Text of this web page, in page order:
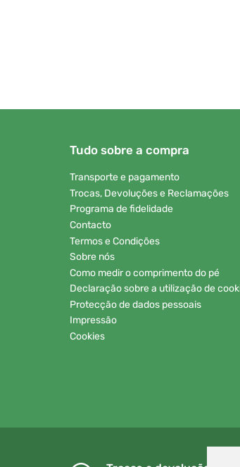
Tudo sobre a compra
Transporte e pagamento
Trocas, Devoluções e Reclamações
Programa de fidelidade
Contacto
Termos e Condições
Sobre nós
Como medir o comprimento do pé
Declaração sobre a utilização de
Protecção de dados pessoais
Impressão
Cookies